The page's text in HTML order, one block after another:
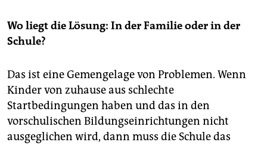
Wo liegt die Lösung: In der Familie oder in der
Schule?
Das ist eine Gemengelage von Problemen. Wenn
Kinder von zuhause aus schlechte
Startbedingungen haben und das in den
vorschulischen Bildungseinrichtungen nicht
ausgeglichen wird, dann muss die Schule das